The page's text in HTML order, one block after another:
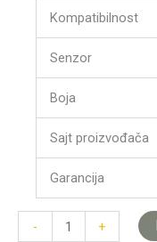
Kompatibilnost
Senzor
Boja
Sajt proizvođača
Garancija
- +